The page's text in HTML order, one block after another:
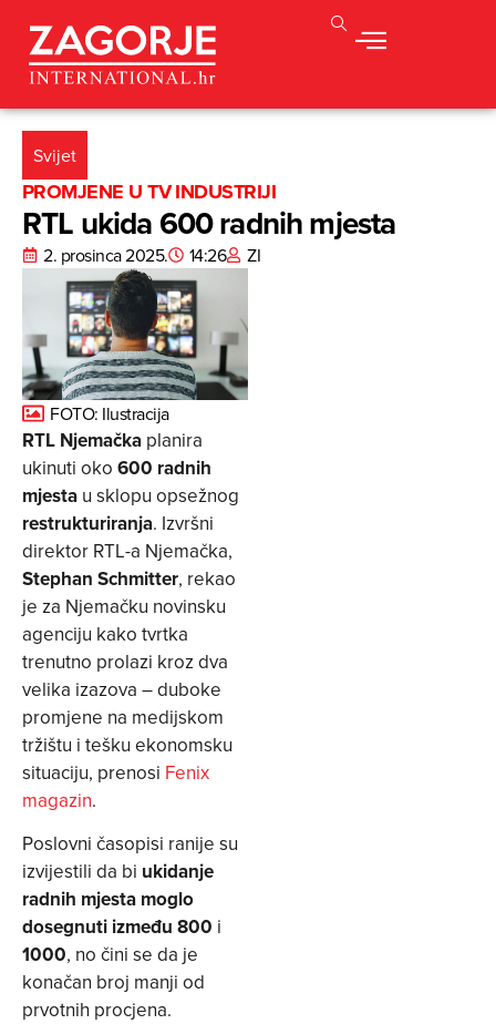
Svijet
PROMJENE U TV INDUSTRIJI
RTL ukida 600 radnih mjesta
2. prosinca 2025. 14:26 ZI
FOTO: Ilustracija
RTL Njemačka planira
ukinuti oko 600 radnih
mjesta u sklopu opsežnog
restrukturiranja. Izvršni
direktor RTL-a Njemačka,
Stephan Schmitter, rekao
je za Njemačku novinsku
agenciju kako tvrtka
trenutno prolazi kroz dva
velika izazova – duboke
promjene na medijskom
tržištu i tešku ekonomsku
situaciju, prenosi Fenix
magazin.
Poslovni časopisi ranije su
izvijestili da bi ukidanje
radnih mjesta moglo
dosegnuti između 800 i
1000, no čini se da je
konačan broj manji od
prvotnih procjena.